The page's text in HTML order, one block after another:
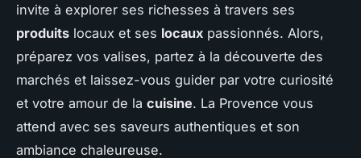
invite à explorer ses richesses à travers ses
produits locaux et ses locaux passionnés. Alors,
préparez vos valises, partez à la découverte des
marchés et laissez-vous guider par votre curiosité
et votre amour de la cuisine. La Provence vous
attend avec ses saveurs authentiques et son
ambiance chaleureuse.